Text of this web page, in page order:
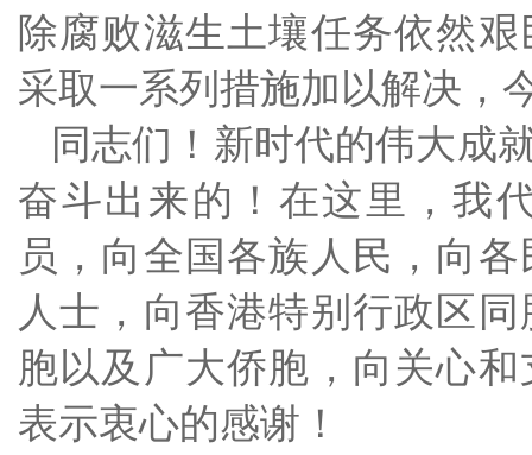
除腐败滋生土壤任务依然
采取一系列措施加以解决，
同志们！新时代的伟大成
奋斗出来的！在这里，我
员，向全国各族人民，向
人士，向香港特别行政区
胞以及广大侨胞，向关心
表示衷心的感谢！